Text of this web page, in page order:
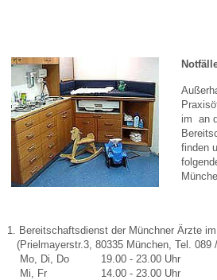
im an
finden
1. Bereitschaftsdienst der Münchner Ärzte
(Prielmayerstr.3, 80335 München, Tel. 089
Mo, Di, Do 19.00 - 23.00 Uhr
Mi, Fr 14.00 - 23.00 Uhr